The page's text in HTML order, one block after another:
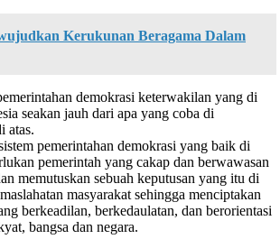
Kerukunan Beragama Dalam
demokrasi keterwakilan yang di
seakan jauh dari apa yang coba di
atas.
pemerintahan demokrasi yang baik di
pemerintah yang cakap dan berwawasan
memutuskan sebuah keputusan yang itu di
masyarakat sehingga menciptakan
berkeadilan, berkedaulatan, dan berorientasi
bangsa dan negara.